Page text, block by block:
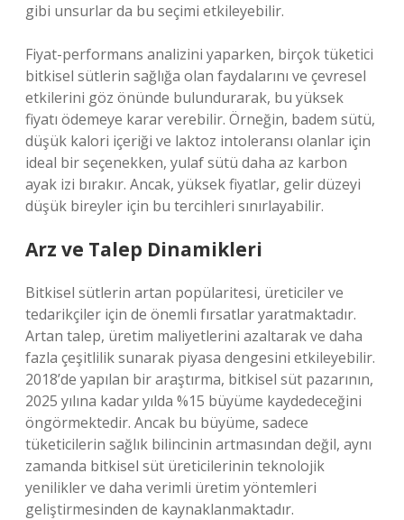
gibi unsurlar da bu seçimi etkileyebilir.
Fiyat-performans analizini yaparken, birçok tüketici
bitkisel sütlerin sağlığa olan faydalarını ve çevresel
etkilerini göz önünde bulundurarak, bu yüksek
fiyatı ödemeye karar verebilir. Örneğin, badem sütü,
düşük kalori içeriği ve laktoz intoleransı olanlar için
ideal bir seçenekken, yulaf sütü daha az karbon
ayak izi bırakır. Ancak, yüksek fiyatlar, gelir düzeyi
düşük bireyler için bu tercihleri sınırlayabilir.
Arz ve Talep Dinamikleri
Bitkisel sütlerin artan popülaritesi, üreticiler ve
tedarikçiler için de önemli fırsatlar yaratmaktadır.
Artan talep, üretim maliyetlerini azaltarak ve daha
fazla çeşitlilik sunarak piyasa dengesini etkileyebilir.
2018’de yapılan bir araştırma, bitkisel süt pazarının,
2025 yılına kadar yılda %15 büyüme kaydedeceğini
öngörmektedir. Ancak bu büyüme, sadece
tüketicilerin sağlık bilincinin artmasından değil, aynı
zamanda bitkisel süt üreticilerinin teknolojik
yenilikler ve daha verimli üretim yöntemleri
geliştirmesinden de kaynaklanmaktadır.